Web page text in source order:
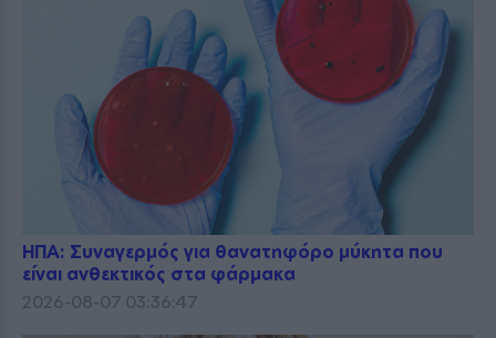
ΗΠΑ: Συναγερμός για θανατηφόρο μύκητα που
είναι ανθεκτικός στα φάρμακα
2026-08-07 03:36:47